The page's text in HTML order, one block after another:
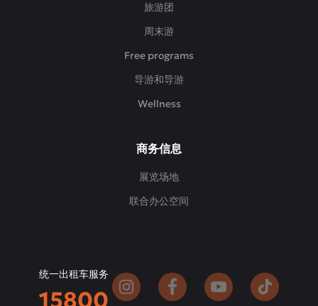
旅游团
周末游
Free programs
导游和导游
Wellness
商务信息
展览场地
联合办公空间
统一出租车服务
15800